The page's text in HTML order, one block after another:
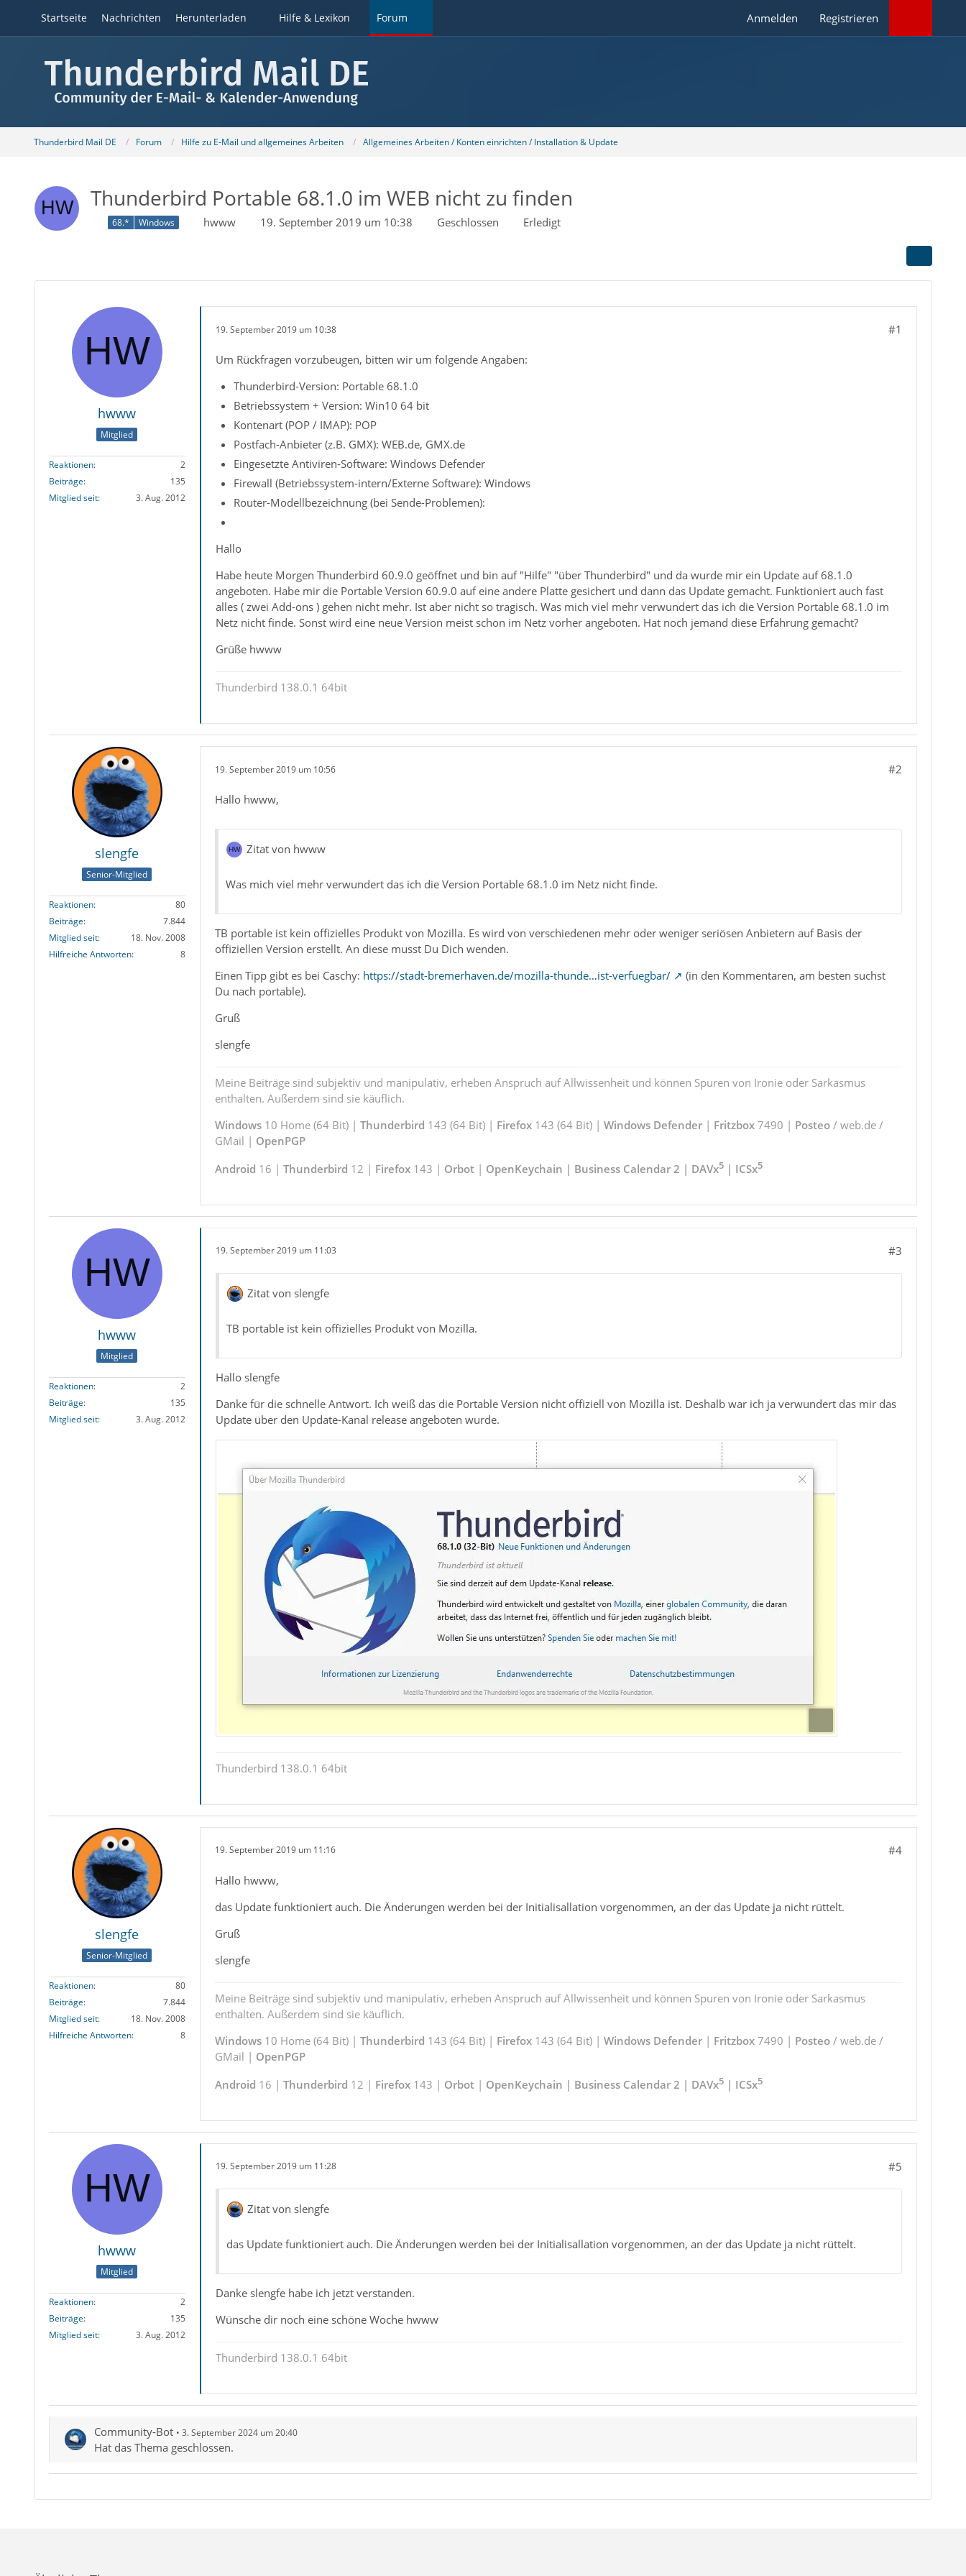
Startseite Nachrichten Herunterladen Hilfe & Lexikon Forum Anmelden Registrieren
Thunderbird Mail DE Forum Hilfe zu E-Mail und allgemeines Arbeiten Allgemeines Arbeiten / Konten einrichten / Installation & Update
Thunderbird Portable 68.1.0 im WEB nicht zu finden
68.* Windows hwww 19. September 2019 um 10:38 Geschlossen Erledigt
hwww
Mitglied
Reaktionen
2
Beiträge
135
Mitglied seit
3. Aug. 2012
19. September 2019 um 10:38 #1
Um Rückfragen vorzubeugen, bitten wir um folgende Angaben:
Thunderbird-Version: Portable 68.1.0
Betriebssystem + Version: Win10 64 bit
Kontenart (POP / IMAP): POP
Postfach-Anbieter (z.B. GMX): WEB.de, GMX.de
Eingesetzte Antiviren-Software: Windows Defender
Firewall (Betriebssystem-intern/Externe Software): Windows
Router-Modellbezeichnung (bei Sende-Problemen):
Hallo
Habe heute Morgen Thunderbird 60.9.0 geöffnet und bin auf "Hilfe" "über Thunderbird" und da wurde mir ein Update auf 68.1.0
angeboten. Habe mir die Portable Version 60.9.0 auf eine andere Platte gesichert und dann das Update gemacht. Funktioniert auch fast
alles ( zwei Add-ons ) gehen nicht mehr. Ist aber nicht so tragisch. Was mich viel mehr verwundert das ich die Version Portable 68.1.0 im
Netz nicht finde. Sonst wird eine neue Version meist schon im Netz vorher angeboten. Hat noch jemand diese Erfahrung gemacht?
Grüße hwww
Thunderbird 138.0.1 64bit
slengfe
Senior-Mitglied
Reaktionen
80
Beiträge
7.844
Mitglied seit
18. Nov. 2008
Hilfreiche Antworten
8
19. September 2019 um 10:56 #2
Hallo hwww,
Zitat von hwww
Was mich viel mehr verwundert das ich die Version Portable 68.1.0 im Netz nicht finde.
TB portable ist kein offizielles Produkt von Mozilla. Es wird von verschiedenen mehr oder weniger seriösen Anbietern auf Basis der
offiziellen Version erstellt. An diese musst Du Dich wenden.
Einen Tipp gibt es bei Caschy: https://stadt-bremerhaven.de/mozilla-thunde…ist-verfuegbar/
(in den Kommentaren, am besten suchst
Du nach portable).
Gruß
slengfe
Meine Beiträge sind subjektiv und manipulativ, erheben Anspruch auf Allwissenheit und können Spuren von Ironie oder Sarkasmus
enthalten. Außerdem sind sie käuflich.
Windows10 Home (64 Bit) | Thunderbird 143 (64 Bit) | Firefox143 (64 Bit) | Windows Defender| Fritzbox7490 | Posteo/ web.de /
GMail | OpenPGP
Android 16 | Thunderbird 12 | Firefox143 | Orbot| OpenKeychain | Business Calendar 2 | DAVx5| ICSx5
hwww
Mitglied
Reaktionen
2
Beiträge
135
Mitglied seit
3. Aug. 2012
19. September 2019 um 11:03 #3
Zitat von slengfe
TB portable ist kein offizielles Produkt von Mozilla.
Hallo slengfe
Danke für die schnelle Antwort. Ich weiß das die Portable Version nicht offiziell von Mozilla ist. Deshalb war ich ja verwundert das mir das
Update über den Update-Kanal release angeboten wurde.
Thunderbird 138.0.1 64bit
slengfe
Senior-Mitglied
Reaktionen
80
Beiträge
7.844
Mitglied seit
18. Nov. 2008
Hilfreiche Antworten
8
19. September 2019 um 11:16 #4
Hallo hwww,
das Update funktioniert auch. Die Änderungen werden bei der Initialisallation vorgenommen, an der das Update ja nicht rüttelt.
Gruß
slengfe
Meine Beiträge sind subjektiv und manipulativ, erheben Anspruch auf Allwissenheit und können Spuren von Ironie oder Sarkasmus
enthalten. Außerdem sind sie käuflich.
Windows10 Home (64 Bit) | Thunderbird 143 (64 Bit) | Firefox143 (64 Bit) | Windows Defender| Fritzbox7490 | Posteo/ web.de /
GMail | OpenPGP
Android 16 | Thunderbird 12 | Firefox143 | Orbot| OpenKeychain | Business Calendar 2 | DAVx5| ICSx5
hwww
Mitglied
Reaktionen
2
Beiträge
135
Mitglied seit
3. Aug. 2012
19. September 2019 um 11:28 #5
Zitat von slengfe
das Update funktioniert auch. Die Änderungen werden bei der Initialisallation vorgenommen, an der das Update ja nicht rüttelt.
Danke slengfe habe ich jetzt verstanden.
Wünsche dir noch eine schöne Woche hwww
Thunderbird 138.0.1 64bit
Community-Bot 3. September 2024 um 20:40
Hat das Thema geschlossen.